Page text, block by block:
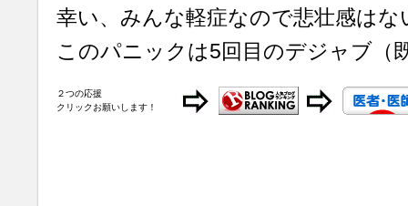
幸い、みんな軽症なので悲壮感はな
このパニックは5回目のデジャブ（
２つの応援
クリックお願いします！